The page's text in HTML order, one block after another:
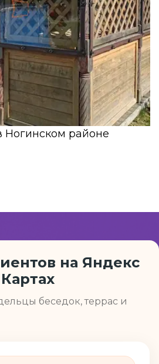
Ногинском районе
на Яндекс
Картах
беседок, террас и